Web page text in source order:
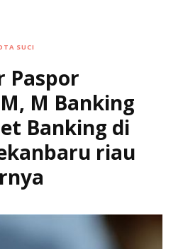
SUCI
Paspor
M Banking
Banking di
riau